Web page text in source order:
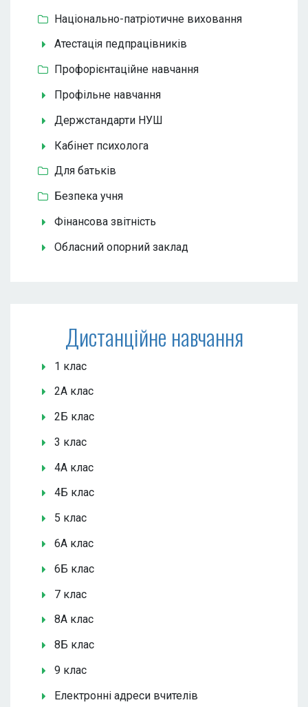
Національно-патріотичне виховання
Атестація педпрацівників
Профорієнтаційне навчання
Профільне навчання
Держстандарти НУШ
Кабінет психолога
Для батьків
Безпека учня
Фінансова звітність
Обласний опорний заклад
Дистанційне навчання
1 клас
2А клас
2Б клас
3 клас
4А клас
4Б клас
5 клас
6А клас
6Б клас
7 клас
8А клас
8Б клас
9 клас
Електронні адреси вчителів